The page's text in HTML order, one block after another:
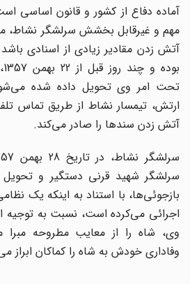
آماده دفاع از کشور و قانون اساسی
مهم و غیرقابل بخشش سرلشگر نشاط،
آتش زدن مقادیر زیادی از اسنادی باشد
بوده
تحت امر وی تحویل داده شده می‌شود.
ارتش، تیمسار نشاط از طریق تماس
آتش زدن سندها را صادر می‌کند.
سرلشگر شهید قرنی دستگیر و تحویل
بازجوئی‌ها، با استناد به اینکه یک
اجرائی می‌کرده است، نسبت به توجیه
وی، شاه را از معایب مطروحه مبرا
وفاداری خودش به شاه را کماکان ابراز